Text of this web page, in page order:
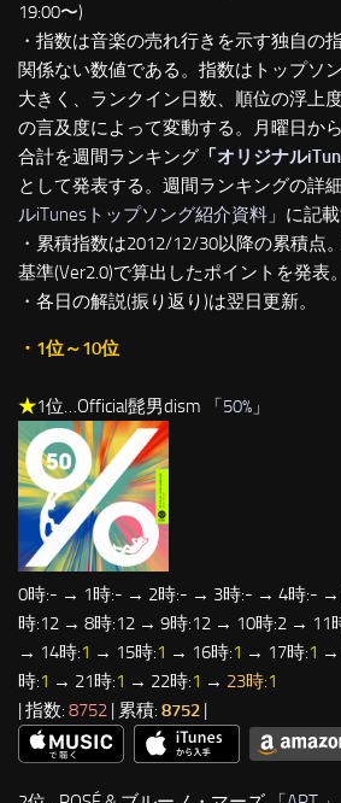
19:00〜)
・指数は音楽の売れ行きを示す独自の
関係ない数値である。指数はトップソ
大きく、ランクイン日数、順位の浮上
の言及度によって変動する。月曜日か
合計を週間ランキング 「オリジナル
として発表する。週間ランキングの詳
ルiTunesトップソング紹介資料 」に記載
・累積指数は2012/12/30以降の累積点
基準(Ver2.0)で算出したポイントを発表。
・各日の解説(振り返り)は翌日更新。
・1位～10位
★1位…Official髭男dism 「50% 」
0時:- → 1時:- → 2時:- → 3時:- → 4時:-
時:12 → 8時:12 → 9時:12 → 10時:2 → 11
→ 14時:1 → 15時:1 → 16時:1 → 17時:1 →
時:1 → 21時:1 → 22時:1 → 23時:1
| 指数: 8752 | 累積: 8752 |